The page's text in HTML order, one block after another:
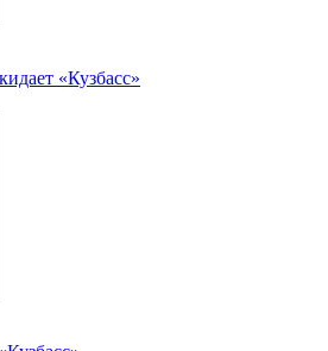
«Кузбасс»